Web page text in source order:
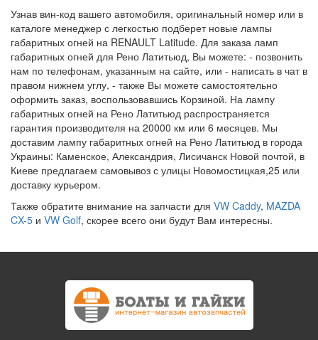
Узнав вин-код вашего автомобиля, оригинальный номер или в
каталоге менеджер с легкостью подберет новые лампы
габаритных огней на RENAULT Latitude. Для заказа ламп
габаритных огней для Рено Латитьюд, Вы можете: - позвонить
нам по телефонам, указанным на сайте, или - написать в чат в
правом нижнем углу, - также Вы можете самостоятельно
оформить заказ, воспользовавшись Корзиной. На лампу
габаритных огней на Рено Латитьюд распространяется
гарантия производителя на 20000 км или 6 месяцев. Мы
доставим лампу габаритных огней на Рено Латитьюд в города
Украины: Каменское, Александрия, Лисичанск Новой почтой, в
Киеве предлагаем самовывоз с улицы Новомостицкая,25 или
доставку курьером.
Также обратите внимание на запчасти для VW Caddy, MAZDA
CX-5 и VW Golf, скорее всего они будут Вам интересны.